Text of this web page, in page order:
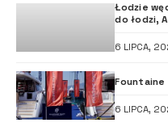
Łodzie
do łodzi,
6 LIPCA,
Fountaine
6 LIPCA,